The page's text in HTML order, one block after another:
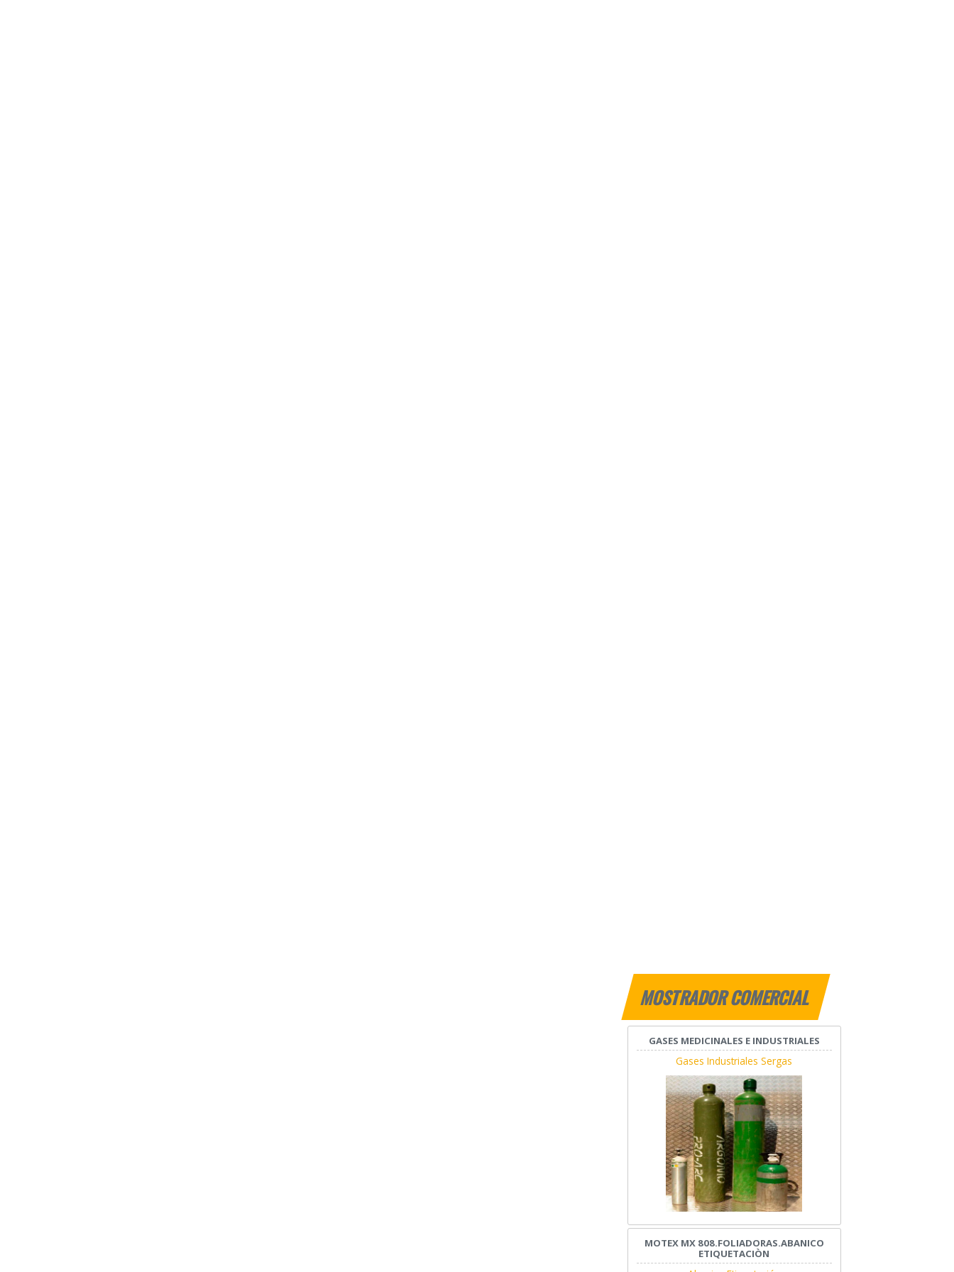
MOSTRADOR COMERCIAL
GASES MEDICINALES E INDUSTRIALES
Gases Industriales Sergas
MOTEX MX 808.FOLIADORAS.ABANICO
ETIQUETACIÒN